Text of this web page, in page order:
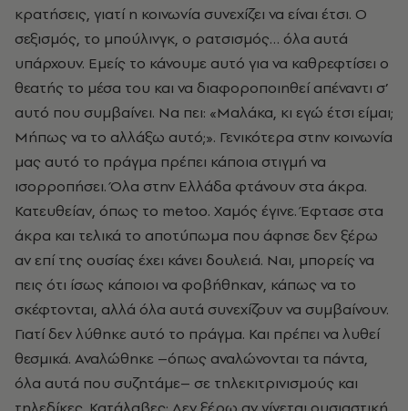
κρατήσεις, γιατί η κοινωνία συνεχίζει να είναι έτσι. Ο
σεξισµός, το µπούλινγκ, ο ρατσισµός… όλα αυτά
υπάρχουν. Εµείς το κάνουµε αυτό για να καθρεφτίσει ο
θεατής το µέσα του και να διαφοροποιηθεί απέναντι σ’
αυτό που συµβαίνει. Να πει: «Μαλάκα, κι εγώ έτσι είµαι;
Μήπως να το αλλάξω αυτό;». Γενικότερα στην κοινωνία
µας αυτό το πράγµα πρέπει κάποια στιγµή να
ισορροπήσει. Όλα στην Ελλάδα φτάνουν στα άκρα.
Κατευθείαν, όπως το metoo. Χαµός έγινε. Έφτασε στα
άκρα και τελικά το αποτύπωµα που άφησε δεν ξέρω
αν επί της ουσίας έχει κάνει δουλειά. Ναι, µπορείς να
πεις ότι ίσως κάποιοι να φοβήθηκαν, κάπως να το
σκέφτονται, αλλά όλα αυτά συνεχίζουν να συµβαίνουν.
Γιατί δεν λύθηκε αυτό το πράγµα. Και πρέπει να λυθεί
θεσµικά. Αναλώθηκε –όπως αναλώνονται τα πάντα,
όλα αυτά που συζητάµε– σε τηλεκιτρινισµούς και
τηλεδίκες. Κατάλαβες; Δεν ξέρω αν γίνεται ουσιαστική